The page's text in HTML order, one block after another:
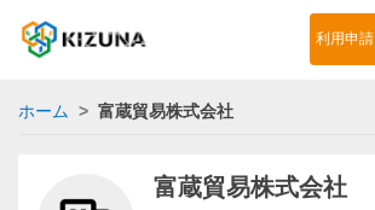
利用申請
ホーム 富蔵貿易株式会社
富蔵貿易株式会社